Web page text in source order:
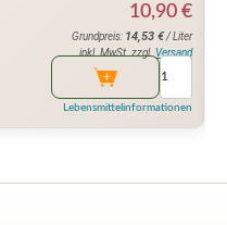
10,90 €
Grundpreis: 14,53 €/ Liter
inkl. MwSt. zzgl. Versand
Lebensmittelinformationen